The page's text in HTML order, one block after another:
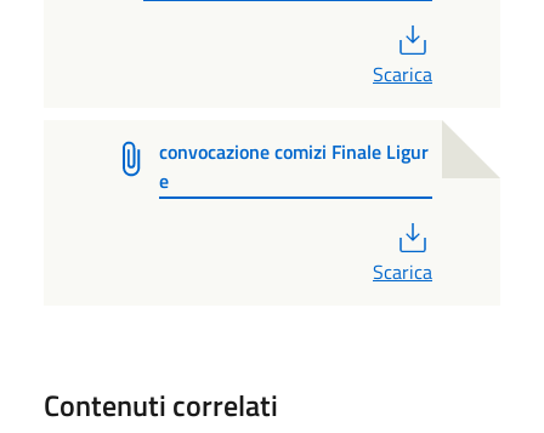
Scarica
convocazione comizi Finale Ligur
e
Scarica
Contenuti correlati